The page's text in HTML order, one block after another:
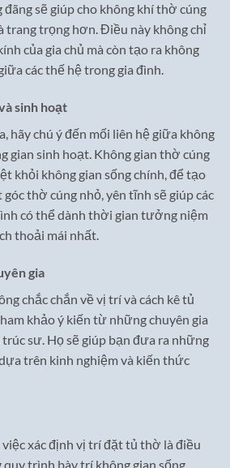
sẽ giúp cho không khí thờ cúng
trang trọng hơn. Điều này không chỉ
của gia chủ mà còn tạo ra không
các thế hệ trong gia đình.
sinh hoạt
hãy chú ý đến mối liên hệ giữa không
gian sinh hoạt. Không gian thờ cúng
khỏi không gian sống chính, để tạo
thờ cúng nhỏ, yên tĩnh sẽ giúp các
có thể dành thời gian tưởng niệm
thoải mái nhất.
gia
chắc chắn về vị trí và cách kê tủ
khảo ý kiến từ những chuyên gia
sư. Họ sẽ giúp bạn đưa ra những
trên kinh nghiệm và kiến thức
xác định vị trí đặt tủ thờ là điều
trình bày trí không gian sống.